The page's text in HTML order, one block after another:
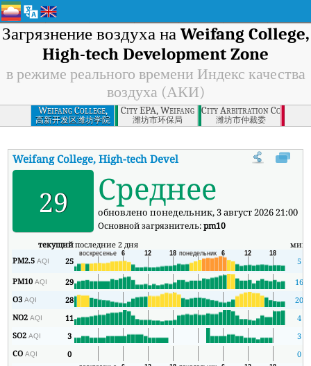
Загрязнение воздуха на Weifang College,
High-tech Development Zone
в режиме реального времени Индекс качества
воздуха (АКИ)
Weifang College,
High-tech
Development Zone
高新开发区潍坊学院
City EPA, Weifang
潍坊市环保局
City Arbitration
潍坊市仲裁委
Weifang College, High-tech Development Zone АКИ :В
29 Среднее
обновлено понедельник, 3 август 2026 21:00
Основной загрязнитель:pm10
текущийпоследние 2 дня мин
PM2.5AQI 25
5
PM10AQI 29
16
O3AQI 28
20
NO2AQI 11
4
SO2AQI 3
3
COAQI 0
0